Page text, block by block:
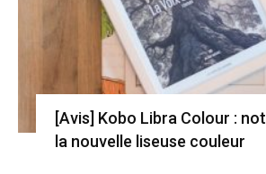
[Avis] Kobo Libra Colour :
la nouvelle liseuse couleur